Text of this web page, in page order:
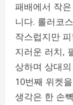
패배에서 작
니다. 롤러코
작스럽지만
지러운 러치,
상하며 상대
10번째 위켓
생각은 한 손